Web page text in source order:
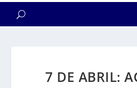
7 DE ABRIL: